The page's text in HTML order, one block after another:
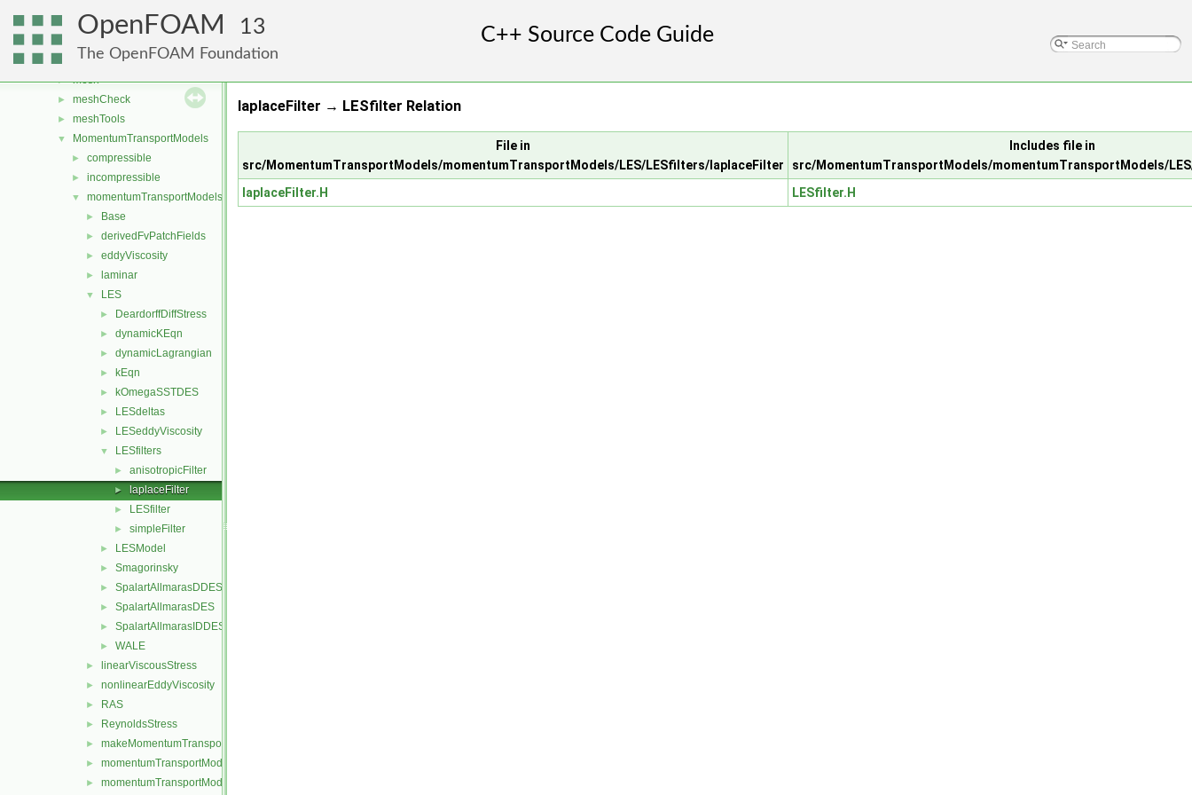
OpenFOAM 13
The OpenFOAM Foundation
generic
lagrangian
Lagrangian
► mesh
► meshCheck
► meshTools
▼ MomentumTransportModels
► compressible
► incompressible
▼ momentumTransportModels
► Base
► derivedFvPatchFields
► eddyViscosity
► laminar
▼ LES
► DeardorffDiffStress
► dynamicKEqn
► dynamicLagrangian
► kEqn
► kOmegaSSTDES
► LESdeltas
► LESeddyViscosity
▼ LESfilters
► anisotropicFilter
► laplaceFilter
► LESfilter
► simpleFilter
► LESModel
► Smagorinsky
► SpalartAllmarasDDES
► SpalartAllmarasDES
► SpalartAllmarasIDDES
► WALE
► linearViscousStress
► nonlinearEddyViscosity
► RAS
► ReynoldsStress
► makeMomentumTransportModel.H
► momentumTransportModel.C
► momentumTransportModel.H
laplaceFilter → LESfilter Relation
File in
src/MomentumTransportModels/momentumTransportModels/LES/LESfilters/laplaceFilter
Includes file in
src/MomentumTransportModels/momentumTransportModels/
laplaceFilter.H
LESfilter.H